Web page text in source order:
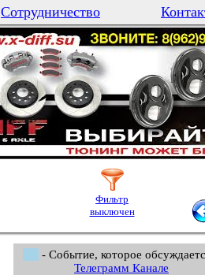
Сотрудничество
Фильтр
выключен
- Событие, которое
Телеграмм Канале